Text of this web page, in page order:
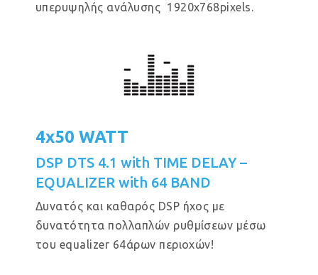
υπερυψηλής ανάλυσης 1920x768pixels.
4x50 WATT
DSP DTS 4.1 with TIME DELAY –
EQUALIZER with 64 BAND
Δυνατός και καθαρός DSP ήχος με
δυνατότητα πολλαπλών ρυθμίσεων μέσω
του equalizer 64άρων περιοχών!